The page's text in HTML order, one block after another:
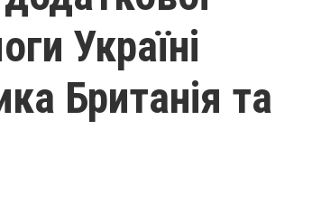
Україні
Британія та